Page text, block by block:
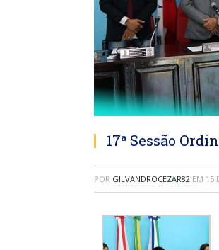
17ª Sessão
POR GILVANDROCEZAR82 EM 15